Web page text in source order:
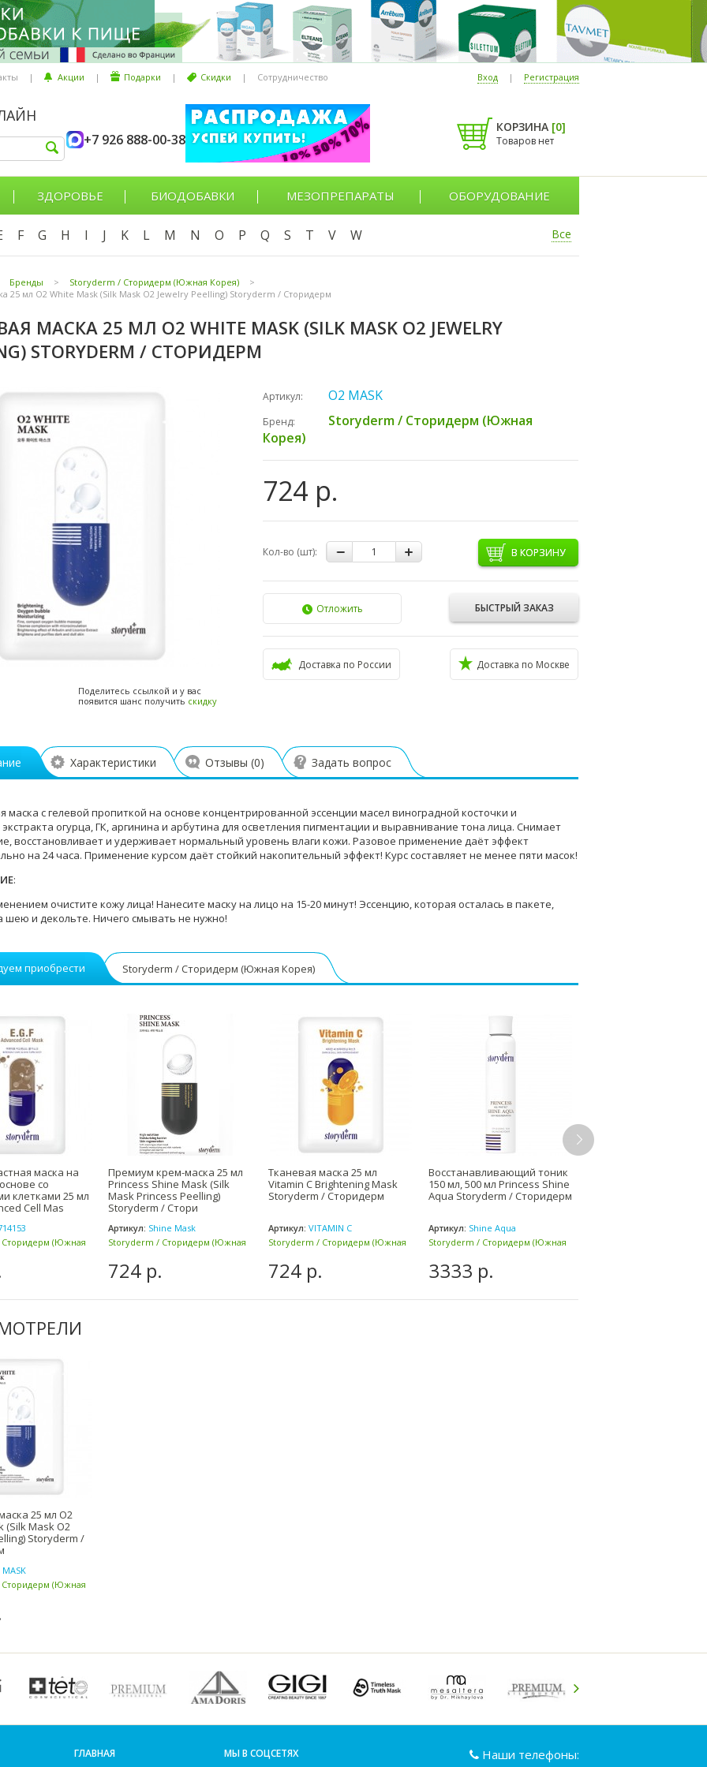
| Акции | Подарки | Скидки | Сотрудничество Вход | Регистрация
+7 926 888-00-38
КОРЗИНА [0]
Товаров нет
ЗДОРОВЬЕ БИОДОБАВКИ МЕЗОПРЕПАРАТЫ ОБОРУДОВАНИЕ
F G H I J K L M N O P Q S T V W Все
Бренды > Storyderm / Сторидерм (Южная Корея)
>
25 мл O2 White Mask (Silk Mask O2 Jewelry Peelling) Storyderm / Сторидерм
МАСКА 25 МЛ O2 WHITE MASK (SILK MASK O2 JEWELRY
STORYDERM / СТОРИДЕРМ
Поделитесь ссылкой и у вас
появится шанс получить скидку
Артикул: O2 MASK
Бренд:
Storyderm / Сторидерм (Южная
Корея)
724 р.
Кол-во (шт): В КОРЗИНУ
БЫСТРЫЙ ЗАКАЗ
Отложить
Доставка по России Доставка по Москве
Характеристики Отзывы (0) Задать вопрос
маска с гелевой пропиткой на основе концентрированной эссенции масел виноградной косточки и
огурца, ГК, аргинина и арбутина для осветления пигментации и выравнивание тона лица. Снимает
восстановливает и удерживает нормальный уровень влаги кожи. Разовое применение даёт эффект
на 24 часа. Применение курсом даёт стойкий накопительный эффект! Курс составляет не менее пяти масок!
:
очистите кожу лица! Нанесите маску на лицо на 15-20 минут! Эссенцию, которая осталась в пакете,
шею и декольте. Ничего смывать не нужно!
приобрести Storyderm / Сторидерм (Южная Корея)
маска на
со
клетками 25 мл
Cell Mas
(Южная
Премиум крем-маска 25 мл
Princess Shine Mask (Silk
Mask Princess Peelling)
Storyderm / Стори
Артикул: Shine Mask
Storyderm / Сторидерм (Южная
724 р.
Тканевая маска 25 мл
Vitamin C Brightening Mask
Storyderm / Сторидерм
Артикул: VITAMIN C
Storyderm / Сторидерм (Южная
724 р.
Восстанавливающий тоник
150 мл, 500 мл Princess Shine
Aqua Storyderm / Сторидерм
Артикул: Shine Aqua
Storyderm / Сторидерм (Южная
3333 р.
25 мл O2
(Silk Mask O2
Storyderm /
MASK
(Южная
ГЛАВНАЯ МЫ В СОЦСЕТЯХ Наши телефоны: